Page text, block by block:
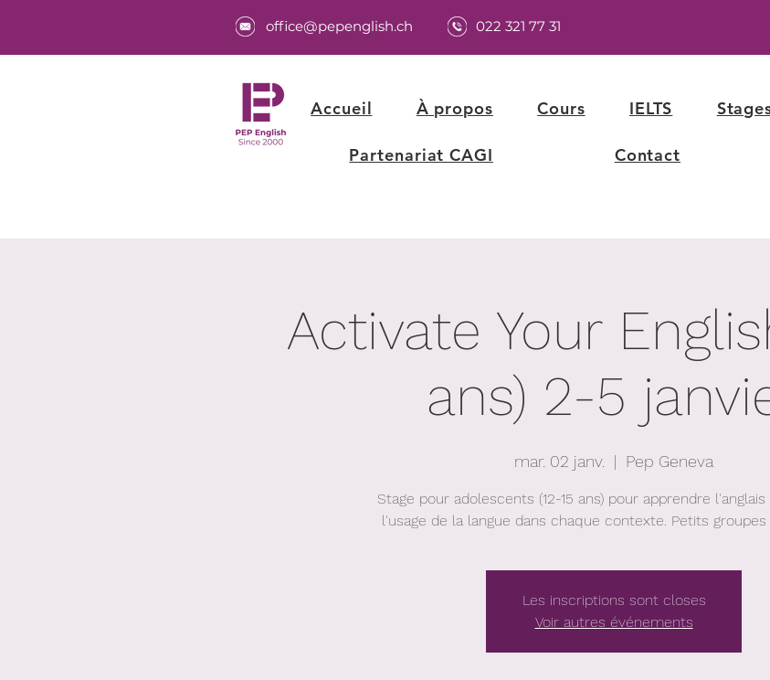
office@pepenglish.ch 022 321 77 31
Accueil À propos Cours IELTS
Partenariat CAGI Contact
Activate Your
ans) 2-5
mar. 02 janv.
  |
Pep Geneva
Stage pour adolescents (12-15 ans) pour apprendre
l'usage de la langue dans chaque contexte. Petits groupes
Les inscriptions sont closes
Voir autres événements